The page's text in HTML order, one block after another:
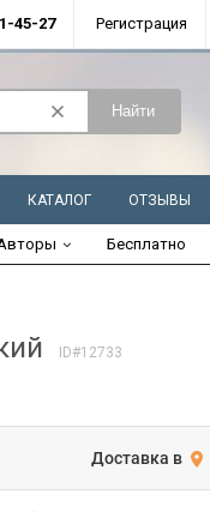
45-27 Регистрация
Найти
КАТАЛОГ ОТЗЫВЫ
Бесплатно
ID#12733
Доставка в